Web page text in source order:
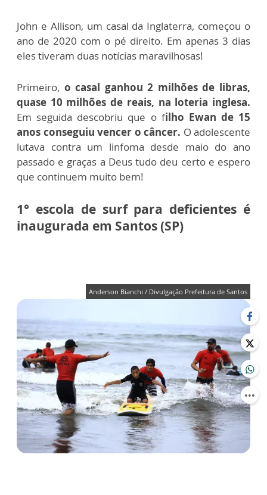
John e Allison, um casal da Inglaterra, começou o
ano de 2020 com o pé direito. Em apenas 3 dias
eles tiveram duas notícias maravilhosas!
Primeiro, o casal ganhou 2 milhões de libras,
quase 10 milhões de reais, na loteria inglesa.
Em seguida descobriu que o filho Ewan de 15
anos conseguiu vencer o câncer. O adolescente
lutava contra um linfoma desde maio do ano
passado e graças a Deus tudo deu certo e espero
que continuem muito bem!
1° escola de surf para deficientes é
inaugurada em Santos (SP)
Anderson Bianchi / Divulgação Prefeitura de Santos